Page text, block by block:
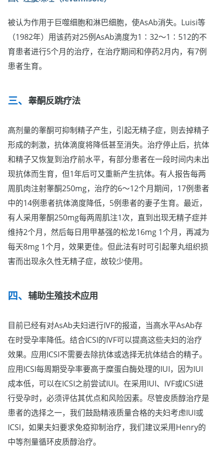
被认为作用于巨噬细胞和淋巴细胞，使AsAb消失。Luisi等
（1982年）用该药对25例AsAb滴度为1∶32～1∶512的不
育患者进行5个月的治疗，在治疗期间和停药2月内，有7例
患者生育。
睾酮反跳疗法
高剂量的睾酮可抑制精子产生，引起无精子症，则去掉精子
形成的刺激，抗体滴度将降低甚至消失。治疗停止后，抗体
和精子又恢复到治疗前水平，有部分患者在一段时间内未出
现抗体而生育，但1年后可又重新产生抗体。有人报告每两
周肌肉注射睾酮250mg，治疗的6～12个月期间，17例患者
中的14例患者抗体滴度降低，5例患者的妻子生育。最近，
有人采用睾酮250mg每两周肌注1次，直到出现无精子症并
维持2个月，然后每日用甲基强的松龙16mg 1个月，再减为
每天8mg 1个月，效果更佳。但此法有时可引起睾丸组织损
害而出现永久性无精子症，故较少使用。
辅助生殖技术应用
目前已经有对AsAb夫妇进行IVF的报道，当高水平AsAb存
在时受孕率降低。结合ICSI的IVF可以提高这些夫妇的治疗
效果。应用ICSI不需要去除抗体或选择无抗体结合的精子。
应用ICSI每周期受孕率要高于糜蛋白酶处理的IUI，因为IUI
成本低，可以在ICSI之前尝试IUI。在采用IUI、IVF或ICSI进
行受孕时，必须评估其优点和风险因素。尽管皮质醇治疗是
患者的选择之一，我们鼓励精液质量合格的夫妇考虑IUI或
ICSI，如果夫妇要求免疫抑制治疗，我们建议采用Henry的
中等剂量循环皮质醇治疗。